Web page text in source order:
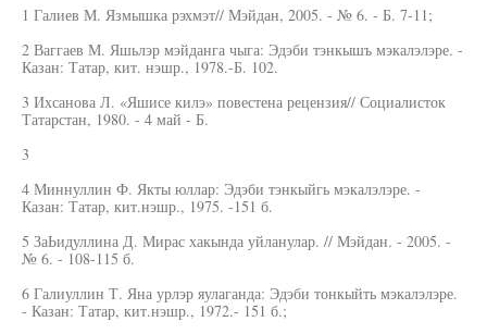
1 Галиев М. Язмышка рэхмэт// Мэйдан, 2005. - № 6. - Б. 7-11;
2 Ваггаев М. Яшьлэр мэйданга чыга: Эдэби тэнкышъ мэкалэлэре. -
Казан: Татар, кит. нэшр., 1978.-Б. 102.
3 Ихсанова Л. «Яшисе килэ» повестена рецензия// Социалисток
Татарстан, 1980. - 4 май - Б.
3
4 Миннуллин Ф. Якты юллар: Эдэби тэнкыйгь мэкалэлэре. -
Казан: Татар, кит.нэшр., 1975. -151 б.
5 ЗаЬидуллина Д. Мирас хакында уйланулар. // Мэйдан. - 2005. -
№ 6. - 108-115 б.
6 Галиуллин Т. Яна урлэр яулаганда: Эдэби тонкыйть мэкалэлэре.
- Казан: Татар, кит.нэшр., 1972.- 151 б.;